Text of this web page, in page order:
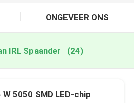
ONGEVEER ONS
IRL Spaander (24)
W 5050 SMD LED-chip